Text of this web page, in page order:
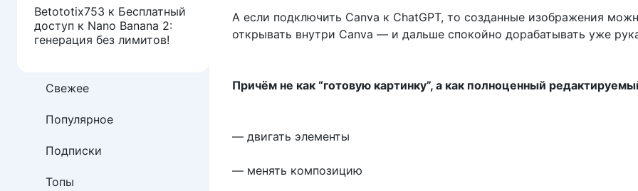
А если подключить Canva к ChatGPT, то созданные изображения
открывать внутри Canva — и дальше спокойно дорабатывать уже
Причём не как “готовую картинку”, а как полноценный
— двигать элементы
— менять композицию
Betototix753 к Бесплатный
доступ к Nano Banana 2:
генерация без лимитов!
Свежее
Популярное
Подписки
Топы